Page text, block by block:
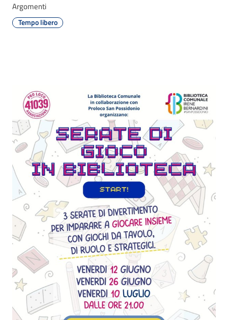
Albo
pretorio
Tutti
gli
argomenti...
Seguici
su
Argomenti
Tempo libero